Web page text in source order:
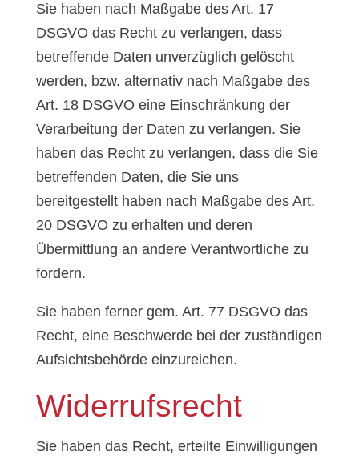
Sie haben nach Maßgabe des Art. 17
DSGVO das Recht zu verlangen, dass
betreffende Daten unverzüglich gelöscht
werden, bzw. alternativ nach Maßgabe des
Art. 18 DSGVO eine Einschränkung der
Verarbeitung der Daten zu verlangen. Sie
haben das Recht zu verlangen, dass die Sie
betreffenden Daten, die Sie uns
bereitgestellt haben nach Maßgabe des Art.
20 DSGVO zu erhalten und deren
Übermittlung an andere Verantwortliche zu
fordern.
Sie haben ferner gem. Art. 77 DSGVO das
Recht, eine Beschwerde bei der zuständigen
Aufsichtsbehörde einzureichen.
Widerrufsrecht
Sie haben das Recht, erteilte Einwilligungen